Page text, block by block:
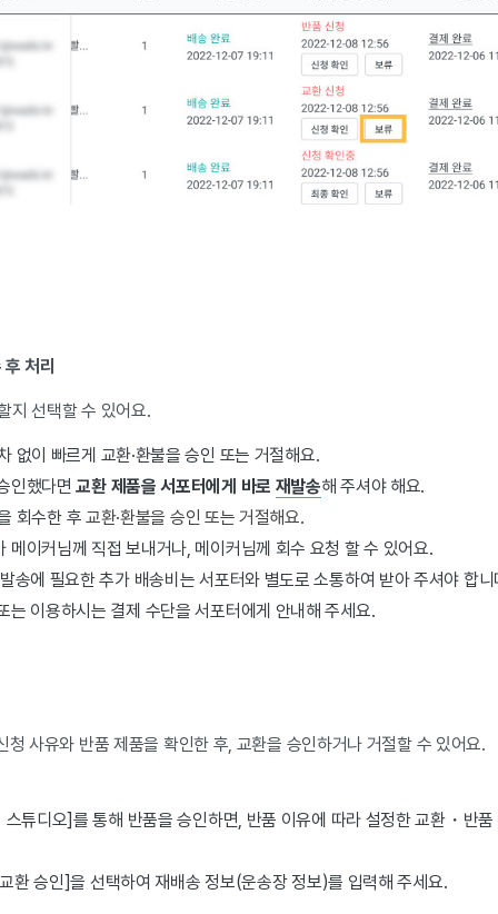
처리
지 선택할 수 있어요.
없이 빠르게 교환·환불을 승인 또는 거절해요.
인했다면 교환 제품을 서포터에게 바로 재발송해 주셔야 해요.
회수한 후 교환·환불을 승인 또는거절해요.
메이커님께 직접 보내거나, 메이커님께 회수 요청 할 수 있어요.
송에 필요한 추가 배송비는 서포터와 별도로 소통하여 받아 주셔야 합
는 이용하시는 결제 수단을 서포터에게 안내해 주세요.
청 사유와 반품 제품을 확인한 후, 교환을 승인하거나 거절할 수 있어요.
튜디오]를 통해 반품을 승인하면, 반품 이유에 따라 설정한 교환・반
환 승인]을 선택하여 재배송 정보(운송장 정보)를 입력해 주세요.